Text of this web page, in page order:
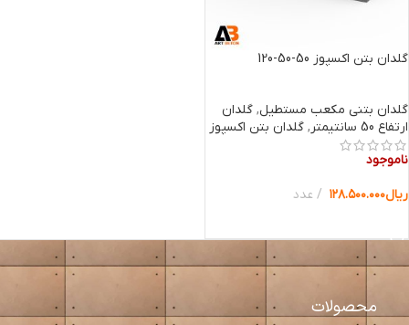
گلدان بتن اکسپوز 50-50-120
گلدان بتنی مکعب مستطیل, گلدان
ارتفاع 50 سانتیمتر
, گلدان بتن اکسپوز
ناموجود
ریال۱۲۸.۵۰۰.۰۰۰ عدد
محصولات